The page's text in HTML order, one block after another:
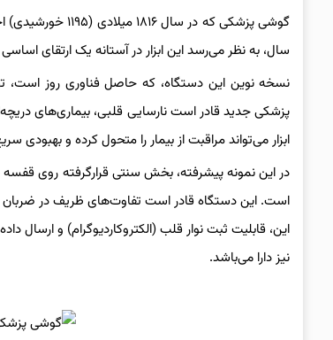
سال، به نظر می‌رسد این ابزار در آستانه یک ارتقای
نسخه نوین این دستگاه، که حاصل فناوری روز است،
پزشکی جدید قادر است نارسایی قلبی، بیماری‌های
ابزار می‌تواند مراقبت از بیمار را متحول کرده و بهبودی
در این نمونه پیشرفته، بخش سنتی قرارگرفته روی
است. این دستگاه قادر است تفاوت‌های ظریف در
این، قابلیت ثبت نوار قلب (الکتروکاردیوگرام) و
نیز دارا می‌باشد.